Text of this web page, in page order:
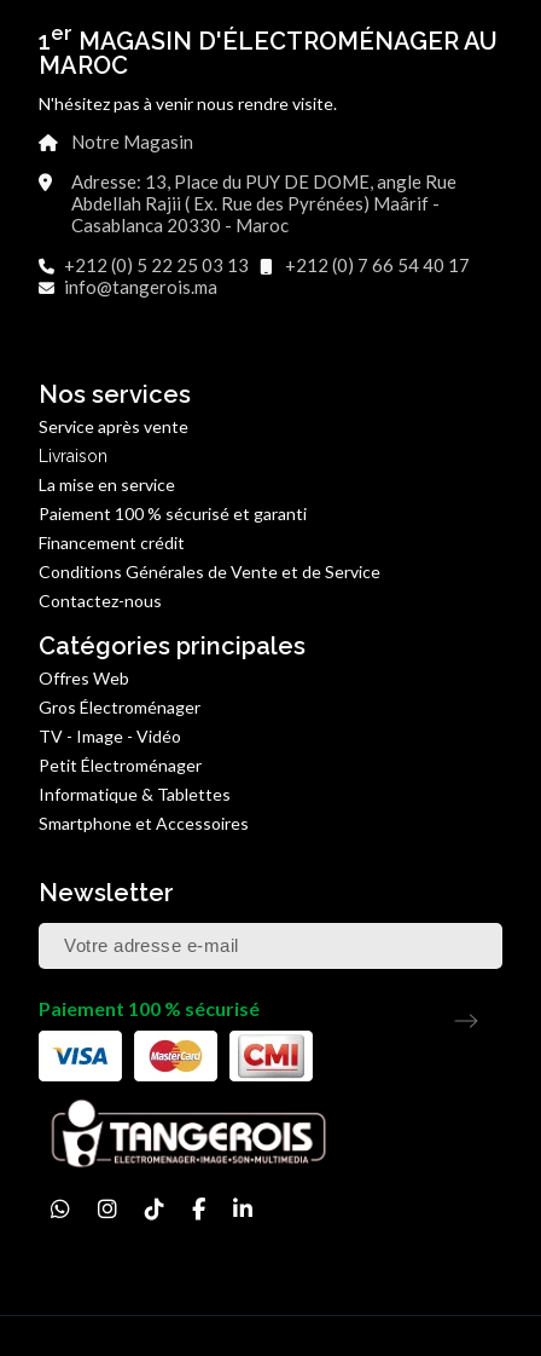
1er MAGASIN D'ÉLECTROMÉNAGER AU
MAROC
N'hésitez pas à venir nous rendre visite.
Notre Magasin
Adresse: 13, Place du PUY DE DOME, angle Rue
Abdellah Rajii ( Ex. Rue des Pyrénées) Maârif -
Casablanca 20330 - Maroc
+212 (0) 5 22 25 03 13
+212 (0) 7 66 54 40 17
info@tangerois.ma
Nos services
Service après vente
Livraison
La mise en service
Paiement 100 % sécurisé et garanti
Financement crédit
Conditions Générales de Vente et de Service
Contactez-nous
Catégories principales
Offres Web
Gros Électroménager
TV - Image - Vidéo
Petit Électroménager
Informatique & Tablettes
Smartphone et Accessoires
Newsletter
Paiement 100 % sécurisé